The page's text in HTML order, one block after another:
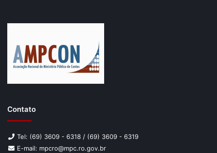
Contato
Tel: (69) 3609 - 6318 / (69) 3609 - 6319
E-mail: mpcro@mpc.ro.gov.br